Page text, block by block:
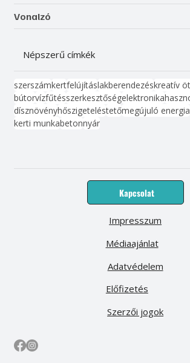
Vonalzó
Népszerű címkék
szerszámkertfelújításlakberendezéskreatív
bútorvízfűtésszerkesztőségelektronika
dísznövényhőszigeteléstetőmegújuló energia
kerti munkabetonnyár
Kapcsolat
Médiaajánlat
Előfizetés
Impresszum
Adatvédelem
Szerzői jogok